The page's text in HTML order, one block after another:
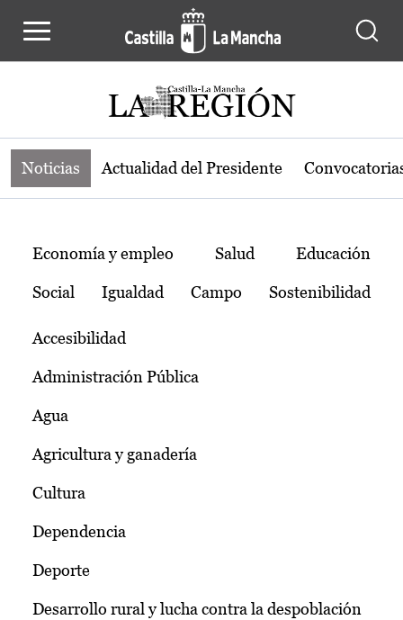
Noticias de la región de Castilla-La
Noticias Actualidad del Presidente
Temas
Economía y empleo Salud Educación
Social Igualdad Campo Sostenibilidad
Accesibilidad
Administración Pública
Agua
Agricultura y ganadería
Cultura
Dependencia
Deporte
Desarrollo rural y lucha contra la despoblación